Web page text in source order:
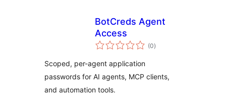
BotCreds Agent
Access
(0загальний
рейтинг
)
Scoped, per-agent application
passwords for AI agents, MCP clients,
and automation tools.